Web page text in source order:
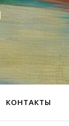
КОНТАКТЫ